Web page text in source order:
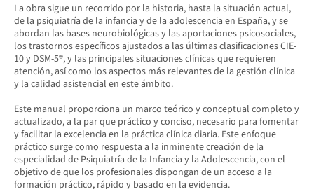
La obra sigue un recorrido por la historia, hasta la situación actual,
de la psiquiatría de la infancia y de la adolescencia en España, y se
abordan las bases neurobiológicas y las aportaciones psicosociales,
los trastornos específicos ajustados a las últimas clasificaciones CIE-
10 y DSM-5®, y las principales situaciones clínicas que requieren
atención, así como los aspectos más relevantes de la gestión clínica
y la calidad asistencial en este ámbito.
Este manual proporciona un marco teórico y conceptual completo y
actualizado, a la par que práctico y conciso, necesario para fomentar
y facilitar la excelencia en la práctica clínica diaria. Este enfoque
práctico surge como respuesta a la inminente creación de la
especialidad de Psiquiatría de la Infancia y la Adolescencia, con el
objetivo de que los profesionales dispongan de un acceso a la
formación práctico, rápido y basado en la evidencia.